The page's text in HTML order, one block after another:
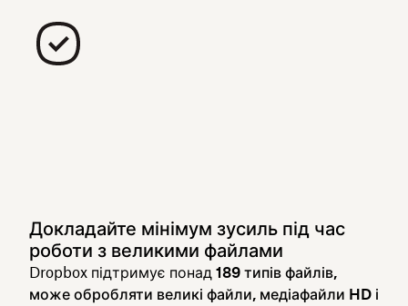
Докладайте мінімум зусиль під час
роботи з великими файлами
Dropbox підтримує понад 189 типів файлів,
може обробляти великі файли, медіафайли HD і